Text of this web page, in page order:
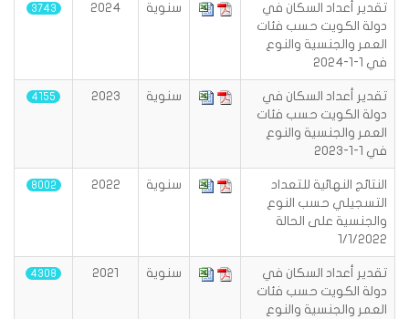
تقدير أعداد السكان في
دولة الكويت حسب فئات
العمر والجنسية والنوع
في 1-1-2024
سنوية 2024
3743
تقدير أعداد السكان في
دولة الكويت حسب فئات
العمر والجنسية والنوع
في 1-1-2023
سنوية 2023
4155
النتائج النهائية للتعداد
التسجيلي حسب النوع
والجنسية على الحالة
1/1/2022
سنوية 2022
8002
تقدير أعداد السكان في
دولة الكويت حسب فئات
العمر والجنسية والنوع
سنوية 2021
4308